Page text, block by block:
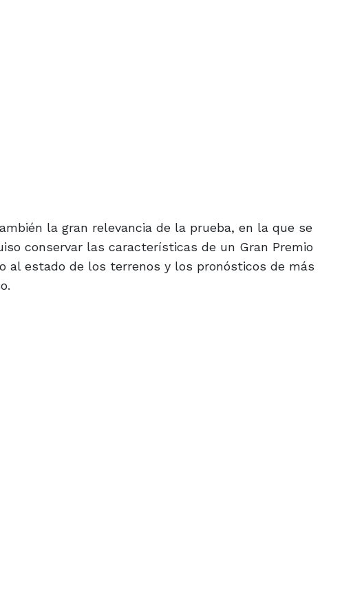
la gran relevancia de la prueba, en la que se
conservar las características de un Gran Premio
al estado de los terrenos y los pronósticos de más